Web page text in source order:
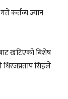
कर्तव्य ज्यान
खटिएको बिशेष
धिरजप्रताप सिंहले